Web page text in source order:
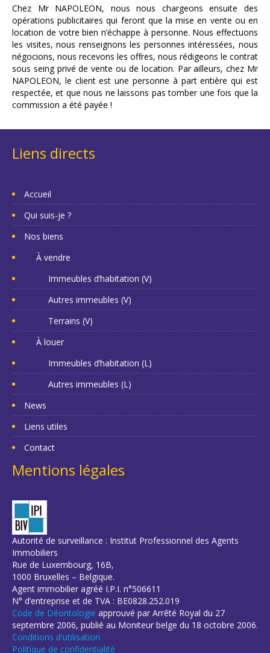
Chez Mr NAPOLEON, nous nous chargeons ensuite des
opérations publicitaires qui feront que la mise en vente ou en
location de votre bien n’échappe à personne. Nous effectuons
les visites, nous renseignons les personnes intéressées, nous
négocions, nous recevons les offres, nous rédigeons le contrat
sous seing privé de vente ou de location. Par ailleurs, chez Mr
NAPOLEON, le client est une personne à part entière qui est
respectée, et que nous ne laissons pas tomber une fois que la
commission a été payée !
Liens directs
Accueil
Qui suis-je ?
Nos biens
À vendre
Immeubles d’habitation (V)
Autres immeubles (V)
Terrains (V)
À louer
Immeubles d’habitation (L)
Autres immeubles (L)
News
Liens utiles
Contact
Mentions légales
Autorité de surveillance : Institut Professionnel des Agents
Immobiliers
Rue de Luxembourg, 16B,
1000 Bruxelles – Belgique.
Agent immobilier agréé I.P.I. n°506611
N° d’entreprise et de TVA : BE0828.252.019
Code de Déontologie approuvé par Arrêté Royal du 27
septembre 2006, publié au Moniteur belge du 18 octobre 2006.
Conditions d'utilisation
Politique de confidentialité